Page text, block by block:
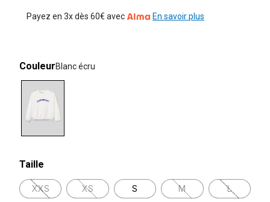
Payez en 3x dès 60€ avec En savoir plus
CouleurBlanc écru
Taille
XXS XS S M L